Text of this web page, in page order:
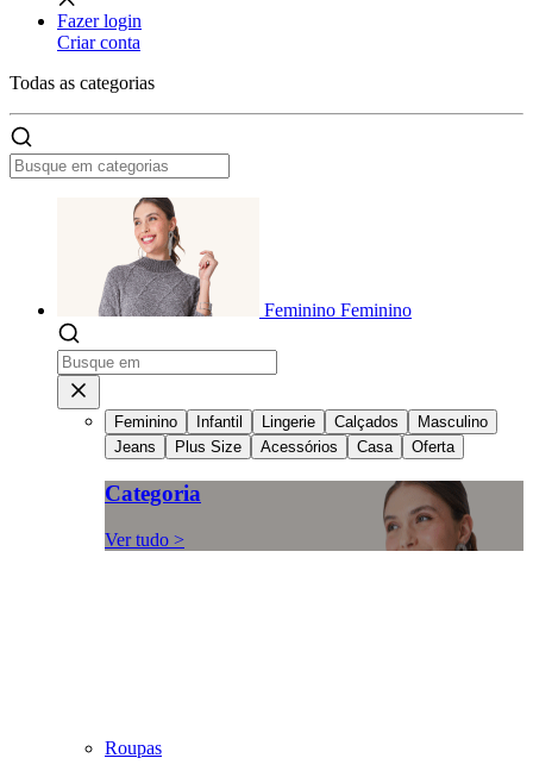
Fazer login
Criar conta
Todas as categorias
Feminino Feminino
Feminino Infantil Lingerie Calçados
Masculino
Jeans
Plus Size Acessórios Casa Oferta
Categoria
Ver tudo >
Roupas